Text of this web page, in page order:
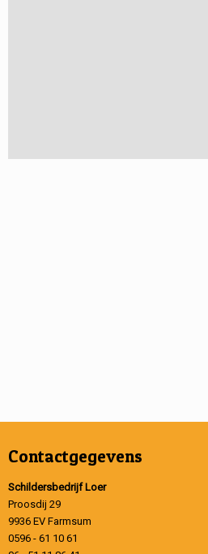
Contactgegevens
Schildersbedrijf Loer
Proosdij 29
9936 EV Farmsum
0596 - 61 10 61